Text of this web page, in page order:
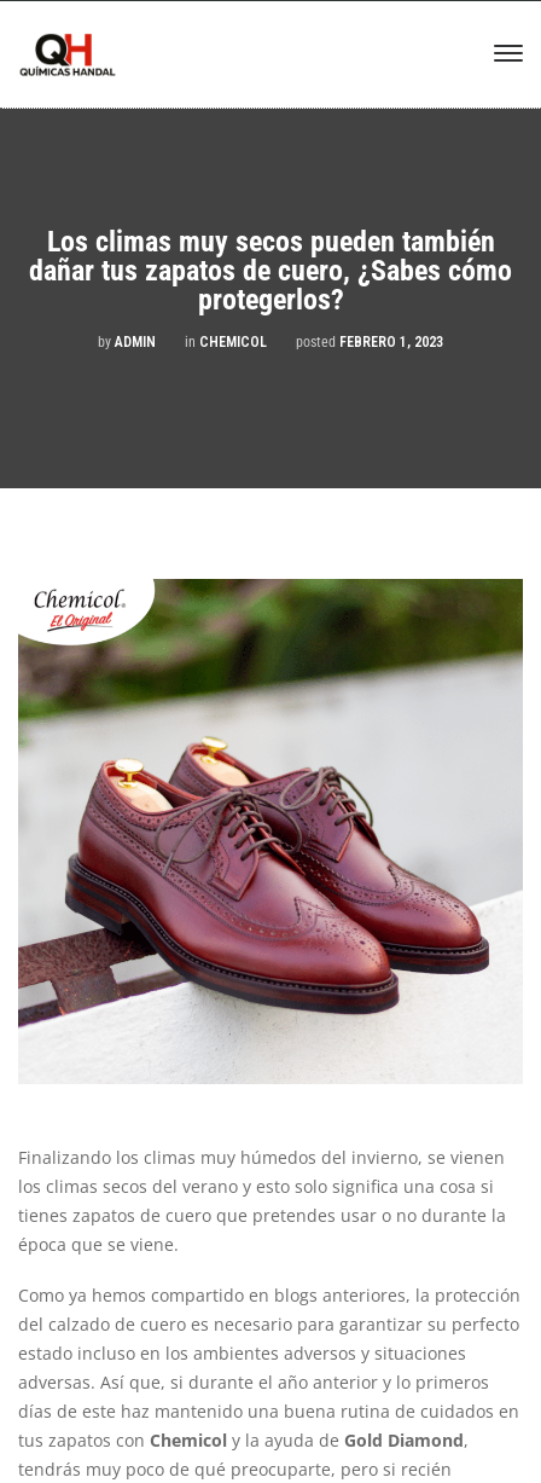
Los climas muy secos pueden también
dañar tus zapatos de cuero, ¿Sabes cómo
protegerlos?
by ADMIN in CHEMICOL posted FEBRERO 1, 2023
Finalizando los climas muy húmedos del invierno, se vienen
los climas secos del verano y esto solo significa una cosa si
tienes zapatos de cuero que pretendes usar o no durante la
época que se viene.
Como ya hemos compartido en blogs anteriores, la protección
del calzado de cuero es necesario para garantizar su perfecto
estado incluso en los ambientes adversos y situaciones
adversas. Así que, si durante el año anterior y lo primeros
días de este haz mantenido una buena rutina de cuidados en
tus zapatos con Chemicol y la ayuda de Gold Diamond,
tendrás muy poco de qué preocuparte, pero si recién